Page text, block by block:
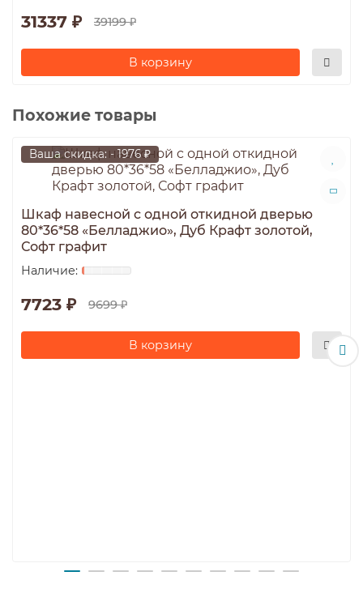
31337 ₽ 39199 ₽
В корзину
Похожие товары
Ваша скидка: - 1976 ₽
Шкаф навесной c одной откидной дверью
80*36*58 «Белладжио», Дуб Крафт золотой,
Софт графит
7723 ₽ 9699 ₽
В корзину